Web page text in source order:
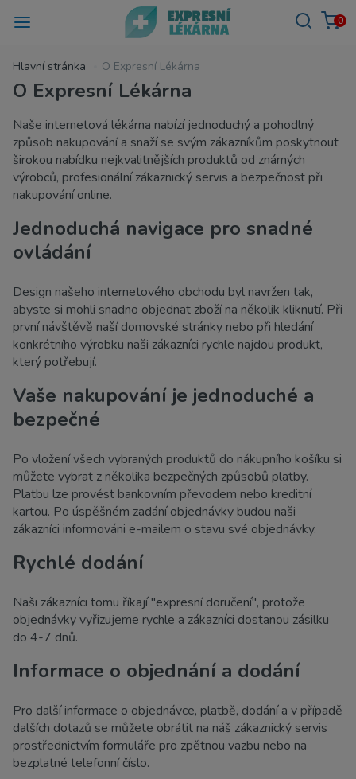
0
Hlavní stránka O Expresní Lékárna
O Expresní Lékárna
Naše internetová lékárna nabízí jednoduchý a pohodlný
způsob nakupování a snaží se svým zákazníkům poskytnout
širokou nabídku nejkvalitnějších produktů od známých
výrobců, profesionální zákaznický servis a bezpečnost při
nakupování online.
Jednoduchá navigace pro snadné
ovládání
Design našeho internetového obchodu byl navržen tak,
abyste si mohli snadno objednat zboží na několik kliknutí. Při
první návštěvě naší domovské stránky nebo při hledání
konkrétního výrobku naši zákazníci rychle najdou produkt,
který potřebují.
Vaše nakupování je jednoduché a
bezpečné
Po vložení všech vybraných produktů do nákupního košíku si
můžete vybrat z několika bezpečných způsobů platby.
Platbu lze provést bankovním převodem nebo kreditní
kartou. Po úspěšném zadání objednávky budou naši
zákazníci informováni e-mailem o stavu své objednávky.
Rychlé dodání
Naši zákazníci tomu říkají "expresní doručení", protože
objednávky vyřizujeme rychle a zákazníci dostanou zásilku
do 4-7 dnů.
Informace o objednání a dodání
Pro další informace o objednávce, platbě, dodání a v případě
dalších dotazů se můžete obrátit na náš zákaznický servis
prostřednictvím formuláře pro zpětnou vazbu nebo na
bezplatné telefonní číslo.